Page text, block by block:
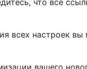
что все
всех настроек вы
вашего